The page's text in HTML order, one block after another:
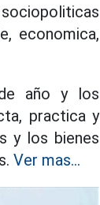
economica,
año y los
practica y
y los bienes
Ver mas...